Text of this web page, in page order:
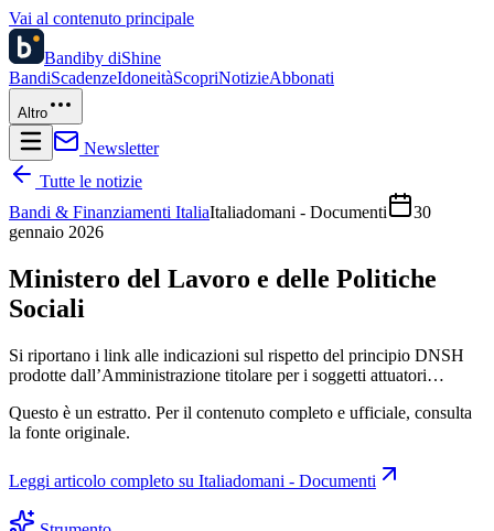
Vai al contenuto principale
Bandiby diShine
BandiScadenzeIdoneitàScopriNotizieAbbonati
Altro
Newsletter
Tutte le notizie
Bandi & Finanziamenti ItaliaItaliadomani - Documenti
30
gennaio 2026
Ministero del Lavoro e delle Politiche
Sociali
Si riportano i link alle indicazioni sul rispetto del principio DNSH
prodotte dall’Amministrazione titolare per i soggetti attuatori…
Questo è un estratto. Per il contenuto completo e ufficiale, consulta
la fonte originale.
Leggi articolo completo su Italiadomani - Documenti